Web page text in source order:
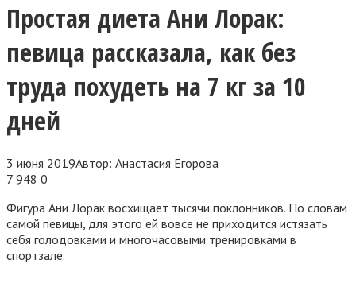
Простая диета Ани Лорак:
певица рассказала, как без
труда похудеть на 7 кг за 10
дней
3 июня 2019Автор: Анастасия Егорова
7 948 0
Фигура Ани Лорак восхищает тысячи поклонников. По словам
самой певицы, для этого ей вовсе не приходится истязать
себя голодовками и многочасовыми тренировками в
спортзале.